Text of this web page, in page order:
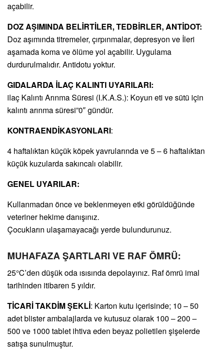
açabilir.
DOZ AŞIMINDA BELİRTİLER, TEDBİRLER, ANTİDOT:
Doz aşımında titremeler, çırpınmalar, depresyon ve İleri
aşamada koma ve ölüme yol açabilir. Uygulama
durdurulmalıdır. Antidotu yoktur.
GIDALARDA İLAÇ KALINTI UYARILARI:
ilaç Kalıntı Arınma Süresi (I.K.A.S.): Koyun eti ve sütü için
kalıntı arınma süresi”0″ gündür.
KONTRAENDİKASYONLARI:
4 haftalıktan küçük köpek yavrularında ve 5 – 6 haftalıktan
küçük kuzularda sakıncalı olabilir.
GENEL UYARILAR:
Kullanmadan önce ve beklenmeyen etki görüldüğünde
veteriner hekime danışınız.
Çocukların ulaşamayacağı yerde bulundurunuz.
MUHAFAZA ŞARTLARI VE RAF ÖMRÜ:
25°C’den düşük oda ısısında depolayınız. Raf ömrü imal
tarihinden itibaren 5 yıldır.
TİCARİ TAKDİM ŞEKLİ: Karton kutu içerisinde; 10 – 50
adet blister ambalajlarda ve kutusuz olarak 100 – 200 –
500 ve 1000 tablet ihtiva eden beyaz polietilen şişelerde
satışa sunulmuştur.